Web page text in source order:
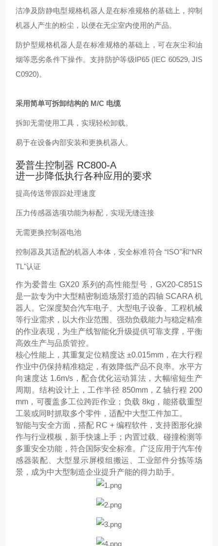
洁净及防静电型规格机器人是在标准规格的基础上，抑制
机器人产生的粉尘，以便在无尘室内使用的产品。
防护型规格机器人是在标准规格的基础上，可在灰尘和油
烟等恶劣条件下操作。支持防护等级IP65 (IEC 60529, JIS
C0920)。
采用简单可拆卸结构的 M/C 电缆
拆卸无需使用工具，实现轻松卸载。
易于在设备内部安装和更换机器人。
爱普生控制器 RC800-A
进一步降低执行各种应用的要求
提高传送带跟踪处理速度
压力传感器选项功能为标配，实现无缝连接
无需更换控制器电池
控制器及其适配的机器人本体，安全标准符合 “ISO"和“NR
TL"认证
作为爱普生 GX20 系列的高性能型号，GX20-C851S
是一款专为中大型精密制造场景打造的四轴 SCARA 机
器人。它深度契合汽车电子、大型电子设备、工程机械
等行业需求，以大作业范围、强劲负载能力与稳定精准
的作业表现，为生产线智能化升级提供可靠支撑，平衡
高效生产与品质管控。
核心性能上，其重复定位精度达 ±0.015mm，在大行程
作业中仍保持精准稳定，有效降低产品不良率。水平方
向速度达 1.6m/s，配合优化运动算法，大幅缩短生产
周期。结构设计上，工作半径 850mm，Z 轴行程 200
mm，可覆盖多工位跨距作业；负载 8kg，能搭载重型
工装或同时抓取多个零件，适配中大型工件加工。
智能与安全方面，搭配 RC + 编程软件，支持图形化操
作与行业模板，新手快速上手；内置过载、碰撞检测等
多重安全功能，符合国际安全标准。广泛应用于汽车传
感器装配、大型显示屏模组搬运、工业部件分拣等场
景，成为中大型制造企业提升产能的得力助手。